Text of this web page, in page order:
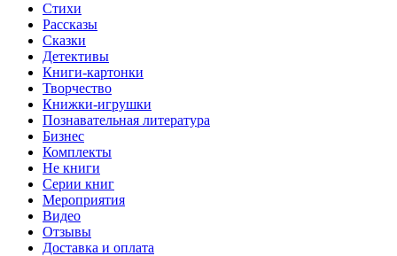
Стихи
Рассказы
Сказки
Детективы
Книги-картонки
Творчество
Книжки-игрушки
Познавательная литература
Бизнес
Комплекты
Не книги
Серии книг
Мероприятия
Видео
Отзывы
Доставка и оплата